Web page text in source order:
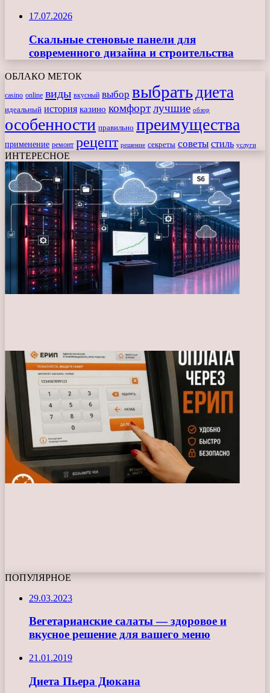
17.07.2026
Скальные стеновые панели для
современного дизайна и строительства
ОБЛАКО МЕТОК
casino online виды вкусный выбор выбрать диета
идеальный история казино комфортлучшие обзор
особенности правильно преимущества
применение ремонт рецепт решение секреты советы стиль услуги
ИНТЕРЕСНОЕ
ПОПУЛЯРНОЕ
29.03.2023
Вегетарианские салаты — здоровое и
вкусное решение для вашего меню
21.01.2019
Диета Пьера Дюкана